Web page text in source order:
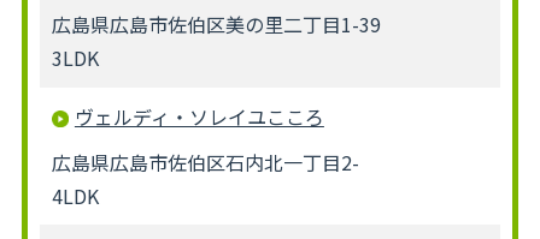
広島県広島市佐伯区美の里二丁目1-39
3LDK
ヴェルディ・ソレイユこころ
広島県広島市佐伯区石内北一丁目2-
4LDK